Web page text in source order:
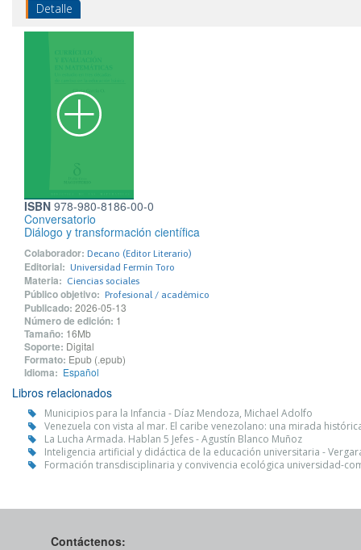
Detalle
ISBN 978-980-8186-00-0
Conversatorio
Diálogo y transformación científica
Colaborador: Decano (Editor Literario)
Editorial: Universidad Fermín Toro
Materia: Ciencias sociales
Público objetivo: Profesional / académico
Publicado: 2026-05-13
Número de edición: 1
Tamaño: 16Mb
Soporte: Digital
Formato: Epub (.epub)
Idioma: Español
Libros relacionados
Municipios para la Infancia - Díaz Mendoza, Michael Adolfo
Venezuela con vista al mar. El caribe venezolano: una mirada
La Lucha Armada. Hablan 5 Jefes - Agustín Blanco Muñoz
Inteligencia artificial y didáctica de la educación universitaria -
Formación transdisciplinaria y convivencia ecológica universidad-
Contáctenos: